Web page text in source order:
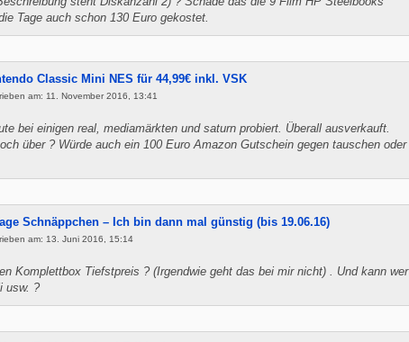
Tage auch schon 130 Euro gekostet.
Classic Mini NES für 44,99€ inkl. VSK
am: 11. November 2016, 13:41
bei einigen real, mediamärkten und saturn probiert. Überall ausverkauft.
über ? Würde auch ein 100 Euro Amazon Gutschein gegen tauschen oder
Schnäppchen – Ich bin dann mal günstig (bis 19.06.16)
am: 13. Juni 2016, 15:14
Komplettbox Tiefstpreis ? (Irgendwie geht das bei mir nicht) . Und kann wer
usw. ?